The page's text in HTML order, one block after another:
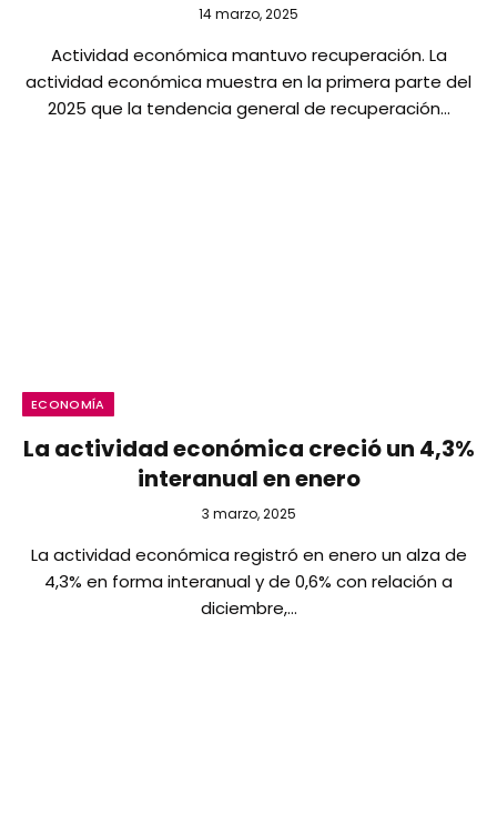
14 marzo, 2025
Actividad económica mantuvo recuperación. La
actividad económica muestra en la primera parte del
2025 que la tendencia general de recuperación…
ECONOMÍA
La actividad económica creció un 4,3%
interanual en enero
3 marzo, 2025
La actividad económica registró en enero un alza de
4,3% en forma interanual y de 0,6% con relación a
diciembre,…